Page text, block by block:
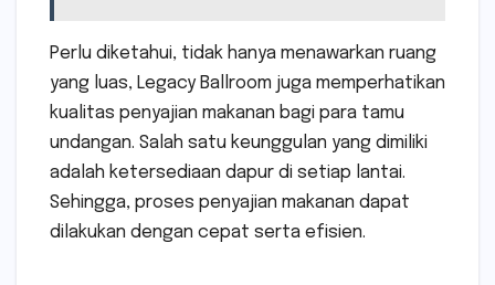
Perlu diketahui, tidak hanya menawarkan ruang
yang luas, Legacy Ballroom juga memperhatikan
kualitas penyajian makanan bagi para tamu
undangan. Salah satu keunggulan yang dimiliki
adalah ketersediaan dapur di setiap lantai.
Sehingga, proses penyajian makanan dapat
dilakukan dengan cepat serta efisien.